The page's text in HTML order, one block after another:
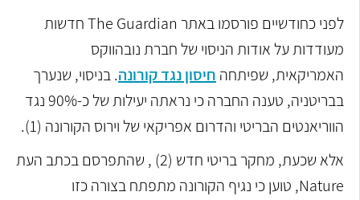
לפני כחודשיים פורסמו באתר The Guardian חדשות
מעודדות על אודות הניסוי של חברת נובהווקס
האמריקאית, שפיתחה חיסון נגד קורונה. בניסוי, שנערך
בבריטניה, טענה החברה כי נראתה יעילות של כ-90% נגד
הווריאנטים הבריטי והדרום אפריקאי של וירוס הקורונה (1).
אלא שכעת, מחקר בריטי חדש (2) , שהתפרסם בכתב העת
Nature, טוען כי נגיף הקורונה מתפתח בצורה כזו